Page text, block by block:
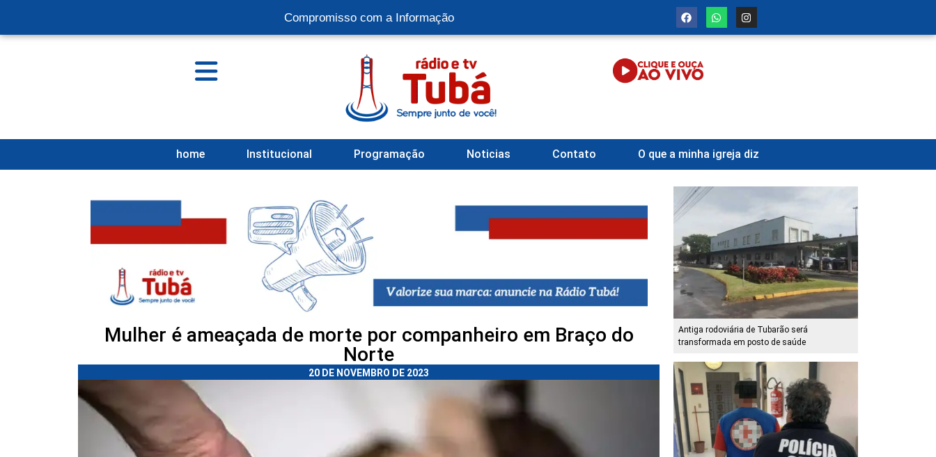
Compromisso com a Informação
home Institucional Programação Noticias Contato O que a minha igreja diz
Mulher é ameaçada de morte por companheiro em Braço do
Norte
20 DE NOVEMBRO DE 2023
Antiga rodoviária de Tubarão será
transformada em posto de saúde